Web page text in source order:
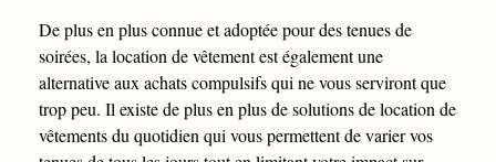
De plus en plus connue et adoptée pour des tenues de
soirées, la location de vêtement est également une
alternative aux achats compulsifs qui ne vous serviront que
trop peu. Il existe de plus en plus de solutions de location de
vêtements du quotidien qui vous permettent de varier vos